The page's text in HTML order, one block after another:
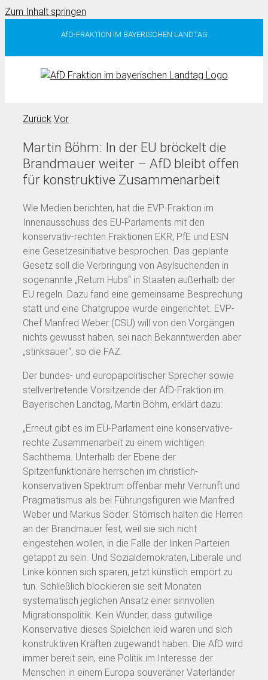
Zum Inhalt springen
AfD-FRAKTION IM BAYERISCHEN LANDTAG
Zurück Vor
Martin Böhm: In der EU bröckelt die
Brandmauer weiter – AfD bleibt offen
für konstruktive Zusammenarbeit
Wie Medien berichten, hat die EVP-Fraktion im
Innenausschuss des EU-Parlaments mit den
konservativ-rechten Fraktionen EKR, PfE und ESN
eine Gesetzesinitiative besprochen. Das geplante
Gesetz soll die Verbringung von Asylsuchenden in
sogenannte „Return Hubs“ in Staaten außerhalb der
EU regeln. Dazu fand eine gemeinsame Besprechung
statt und eine Chatgruppe wurde eingerichtet. EVP-
Chef Manfred Weber (CSU) will von den Vorgängen
nichts gewusst haben, sei nach Bekanntwerden aber
„stinksauer“, so die FAZ.
Der bundes- und europapolitischer Sprecher sowie
stellvertretende Vorsitzende der AfD-Fraktion im
Bayerischen Landtag, Martin Böhm, erklärt dazu:
„Erneut gibt es im EU-Parlament eine konservative-
rechte Zusammenarbeit zu einem wichtigen
Sachthema. Unterhalb der Ebene der
Spitzenfunktionäre herrschen im christlich-
konservativen Spektrum offenbar mehr Vernunft und
Pragmatismus als bei Führungsfiguren wie Manfred
Weber und Markus Söder. Störrisch halten die Herren
an der Brandmauer fest, weil sie sich nicht
eingestehen wollen, in die Falle der linken Parteien
getappt zu sein. Und Sozialdemokraten, Liberale und
Linke können sich sparen, jetzt künstlich empört zu
tun. Schließlich blockieren sie seit Monaten
systematisch jeglichen Ansatz einer sinnvollen
Migrationspolitik. Kein Wunder, dass gutwillige
Konservative dieses Spielchen leid waren und sich
konstruktiven Kräften zugewandt haben. Die AfD wird
immer bereit sein, eine Politik im Interesse der
Menschen in einem Europa souveräner Vaterländer